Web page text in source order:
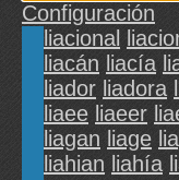
Configuración
liacional
liacán liacía
liador liadora
liaee liaeer
liagan liage
liahian liahía